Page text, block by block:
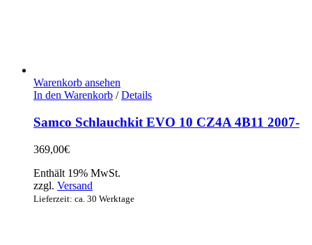
Warenkorb ansehen
In den Warenkorb / Details
Samco Schlauchkit EVO 10 CZ4A 4B11 2007-
369,00€
Enthält 19% MwSt.
zzgl. Versand
Lieferzeit: ca. 30 Werktage